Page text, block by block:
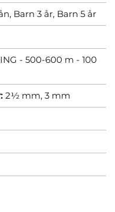
Barn 3 år, Barn 5 år
- 500-600 m - 100
2½ mm, 3 mm